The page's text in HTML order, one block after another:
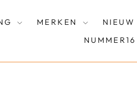
MERKEN NIEUW
NUMMER16